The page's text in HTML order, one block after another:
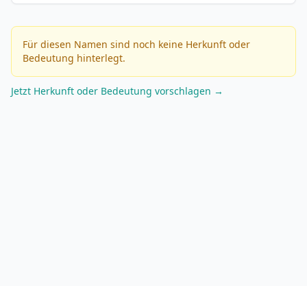
Für diesen Namen sind noch keine Herkunft oder
Bedeutung hinterlegt.
Jetzt Herkunft oder Bedeutung vorschlagen →